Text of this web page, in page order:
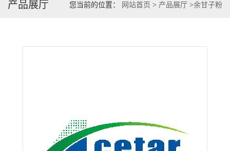
公司动态
产品展厅 您当前的位置： 网站首页 > 产品展厅 >余甘子粉